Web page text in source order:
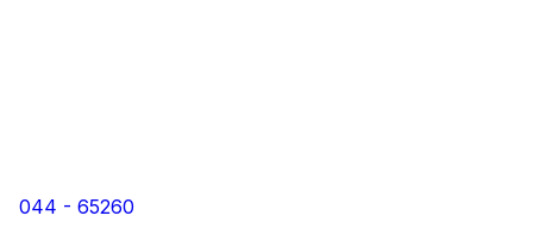
044 - 65260